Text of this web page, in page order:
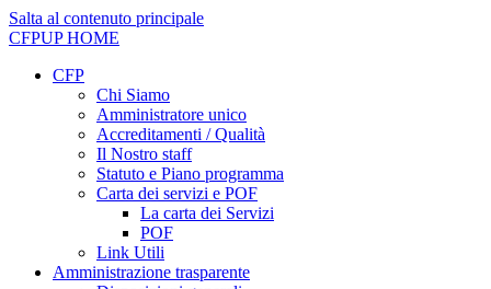
Salta al contenuto principale
CFPUPHOME
CFP
Chi Siamo
Amministratore unico
Accreditamenti / Qualità
Il Nostro staff
Statuto e Piano programma
Carta dei servizi e POF
La carta dei Servizi
POF
Link Utili
Amministrazione trasparente